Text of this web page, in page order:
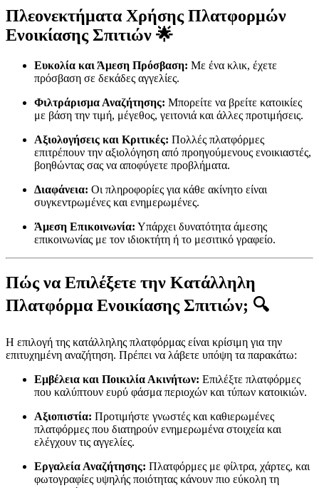
Πλεονεκτήματα Χρήσης Πλατφορμών
Ενοικίασης Σπιτιών 🌟
Ευκολία και Άμεση Πρόσβαση: Με ένα κλικ, έχετε
πρόσβαση σε δεκάδες αγγελίες.
Φιλτράρισμα Αναζήτησης: Μπορείτε να βρείτε κατοικίες
με βάση την τιμή, μέγεθος, γειτονιά και άλλες προτιμήσεις.
Αξιολογήσεις και Κριτικές: Πολλές πλατφόρμες
επιτρέπουν την αξιολόγηση από προηγούμενους ενοικιαστές,
βοηθώντας σας να αποφύγετε προβλήματα.
Διαφάνεια: Οι πληροφορίες για κάθε ακίνητο είναι
συγκεντρωμένες και ενημερωμένες.
Άμεση Επικοινωνία: Υπάρχει δυνατότητα άμεσης
επικοινωνίας με τον ιδιοκτήτη ή το μεσιτικό γραφείο.
Πώς να Επιλέξετε την Κατάλληλη
Πλατφόρμα Ενοικίασης Σπιτιών; 🔍
Η επιλογή της κατάλληλης πλατφόρμας είναι κρίσιμη για την
επιτυχημένη αναζήτηση. Πρέπει να λάβετε υπόψη τα παρακάτω:
Εμβέλεια και Ποικιλία Ακινήτων: Επιλέξτε πλατφόρμες
που καλύπτουν ευρύ φάσμα περιοχών και τύπων κατοικιών.
Αξιοπιστία: Προτιμήστε γνωστές και καθιερωμένες
πλατφόρμες που διατηρούν ενημερωμένα στοιχεία και
ελέγχουν τις αγγελίες.
Εργαλεία Αναζήτησης: Πλατφόρμες με φίλτρα, χάρτες, και
φωτογραφίες υψηλής ποιότητας κάνουν πιο εύκολη τη